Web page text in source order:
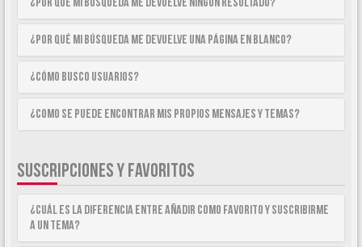
¿Por qué mi búsqueda me devuelve una página en blanco?
¿Cómo busco usuarios?
¿Como se puede encontrar mis propios mensajes y temas?
SUSCRIPCIONES Y FAVORITOS
¿Cuál es la diferencia entre añadir como Favorito y suscribirme
a un tema?